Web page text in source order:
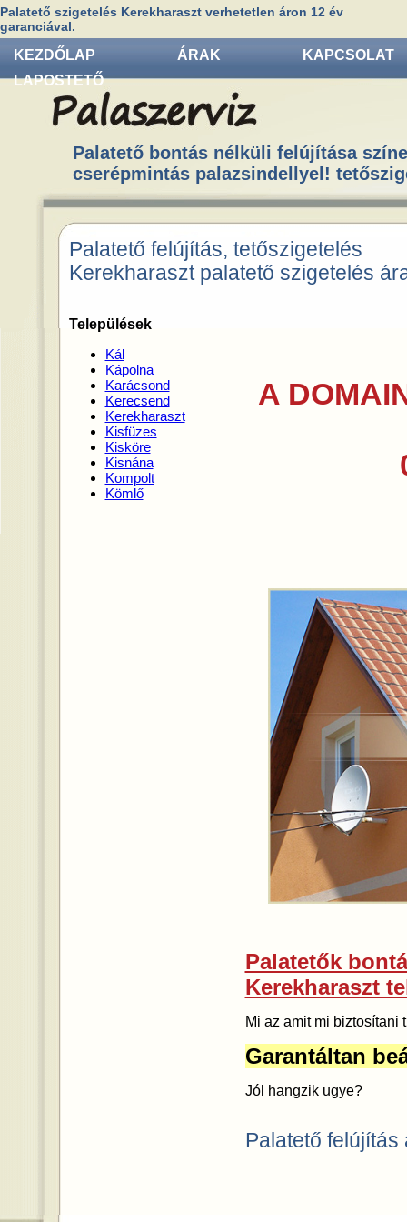
Palatető szigetelés Kerekharaszt verhetetlen áron 12 év
garanciával.
KEZDŐLAP ÁRAK
KAPCSOLAT
LAPOSTETŐ
Palatető bontás nélküli felújítása
cserépmintás palazsindellyel!
Palatető felújítás, tetőszigetelés
Kerekharaszt palatető szigetelés
Települések
Kál
Kápolna
Karácsond
Kerecsend
Kerekharaszt
Kisfüzes
Kisköre
Kisnána
Kompolt
Kömlő
A
Palatetők
Kerekharaszt
Mi az amit mi biztosítani
Garantáltan
Jól hangzik ugye?
Palatető felújítás